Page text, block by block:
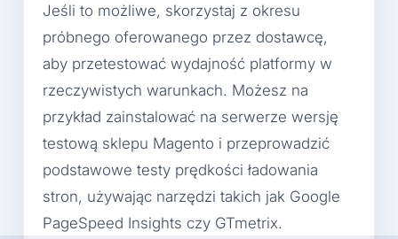
Jeśli to możliwe, skorzystaj z okresu
próbnego oferowanego przez dostawcę,
aby przetestować wydajność platformy w
rzeczywistych warunkach. Możesz na
przykład zainstalować na serwerze wersję
testową sklepu Magento i przeprowadzić
podstawowe testy prędkości ładowania
stron, używając narzędzi takich jak Google
PageSpeed Insights czy GTmetrix.